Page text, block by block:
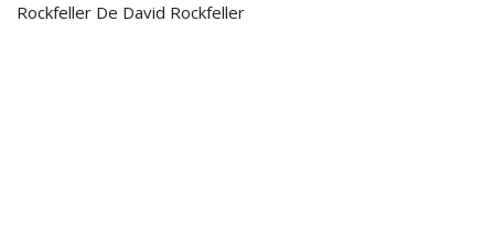
Rockfeller De David Rockfeller